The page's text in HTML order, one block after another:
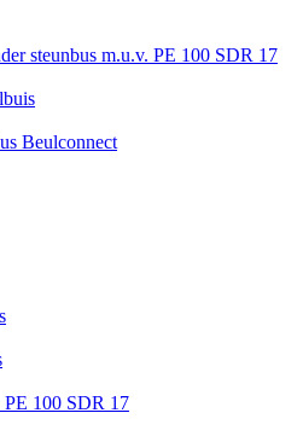
steunbus m.u.v. PE 100 SDR 17
Beulconnect
PE 100 SDR 17